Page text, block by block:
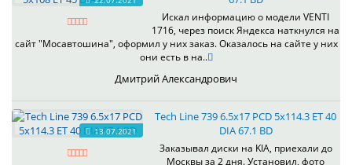
Искал информацию о модели VENTI
1716, через поиск Яндекса наткнулся на
сайт "Мосавтошина", оформил у них заказ. Оказалось на сайте у них
они есть в на..
Дмитрий Александрович
13.07.2021
Tech Line 739 6.5x17 PCD 5x114.3 ET 40
DIA 67.1 BD
Заказывал диски на KIA, приехали до
Москвы за 2 дня. Установил, фото